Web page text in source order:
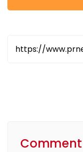
Comment